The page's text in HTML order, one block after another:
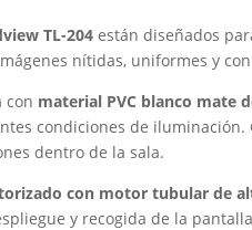
TL-204 están diseñados
nítidas, uniformes y
con material PVC blanco mate
condiciones de iluminación.
dentro de la sala.
con motor tubular de
y recogida de la